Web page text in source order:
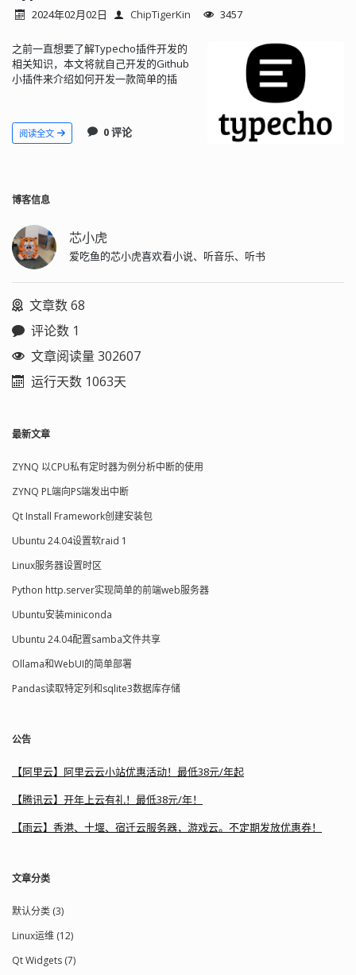
2024年02月02日 ChipTigerKin 3457
之前一直想要了解Typecho插件开发的
相关知识，本文将就自己开发的Github
小插件来介绍如何开发一款简单的插
相关的内容来帮助大家理解，但由于篇
幅限制不会过于深入探究。如果后续有
阅读全文 0 评论
博客信息
芯小虎
爱吃鱼的芯小虎喜欢看小说、听音乐、听书
文章数 68
评论数 1
文章阅读量 302607
运行天数 1063天
最新文章
ZYNQ 以CPU私有定时器为例分析中断的使用
ZYNQ PL端向PS端发出中断
Qt Install Framework创建安装包
Ubuntu 24.04设置软raid 1
Linux服务器设置时区
Python http.server实现简单的前端web服务器
Ubuntu安装miniconda
Ubuntu 24.04配置samba文件共享
Ollama和WebUI的简单部署
Pandas读取特定列和sqlite3数据库存储
公告
【阿里云】阿里云云小站优惠活动！最低38元/年起
【腾讯云】开年上云有礼！最低38元/年！
【雨云】香港、十堰、宿迁云服务器，游戏云。不定期发放优惠券！
文章分类
默认分类 (3)
Linux运维 (12)
Qt Widgets (7)